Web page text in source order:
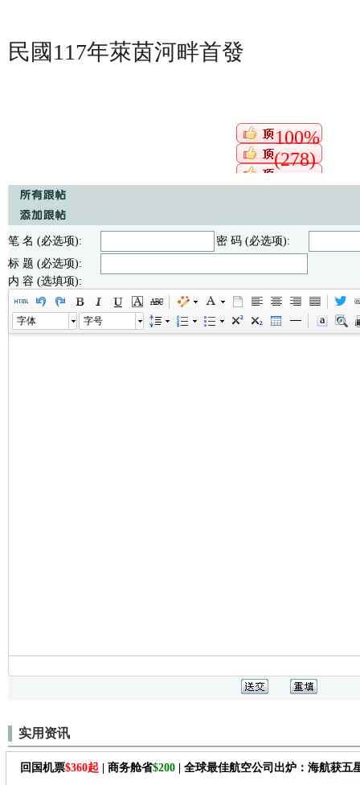
民國117年萊茵河畔首發
100%
(278)
笔 名 (必选项):
密 码 (必选项):
标 题 (必选项):
内 容 (选填项):
字体 字号
实用资讯
回国机票$360起 | 商务舱省$200 | 全球最佳航空公司出炉：海航获五